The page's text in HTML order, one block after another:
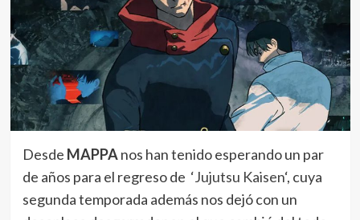
Desde MAPPAnos han tenido esperando un par
de años para el regreso de ‘Jujutsu Kaisen‘, cuya
segunda temporada además nos dejó con un